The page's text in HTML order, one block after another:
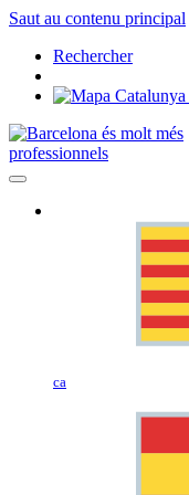
Saut au contenu principal
Rechercher
professionnels
ca